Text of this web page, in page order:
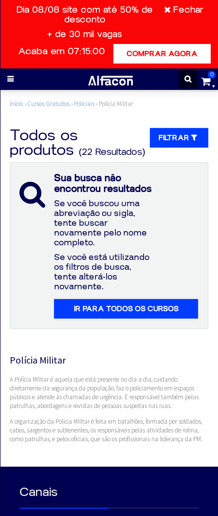
Dia 08/08 site com até 50% de
desconto
+ de 30 mil vagas
Fechar
Acaba em 07:15:00 COMPRAR AGORA
0
Cursos
gratuitos
Apostilas
Início › Cursos Gratuitos › Policiais › Polícia Militar
Todos os
produtos (22 Resultados)
FILTRAR
Sua busca não
encontrou resultados
Se você buscou uma
abreviação ou sigla,
tente buscar
novamente pelo nome
completo.
Se você está utilizando
os filtros de busca,
tente alterá-los
novamente.
IR PARA TODOS OS CURSOS
Polícia Militar
A Polícia Militar é aquela que está presente no dia a dia, cuidando
diretamente da segurança da população, faz o policiamento em espaços
públicos e atende às chamadas de urgência. É responsável também pelas
patrulhas, abordagens e revistas de pessoas suspeitas nas ruas.
A organização da Polícia Militar é feita em batalhões, formada por soldados,
cabos, sargentos e subtenentes, os responsáveis pelas atividades de rotina,
como patrulhas, e pelos oficiais, que são os profissionais na liderança da PM.
Canais